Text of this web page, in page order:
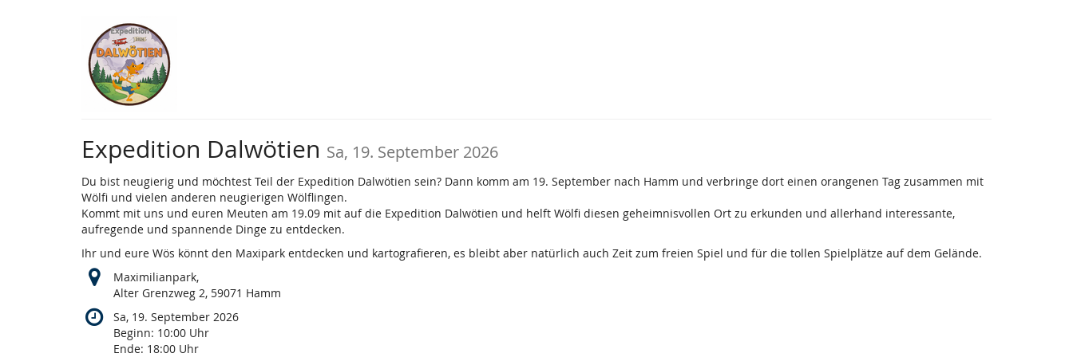
Expedition Dalwötien Sa, 19. September 2026
Du bist neugierig und möchtest Teil der Expedition Dalwötien sein? Dann komm am 19. September nach Hamm und verbringe dort einen orangenen Tag zusammen mit
Wölfi und vielen anderen neugierigen Wölflingen.
Kommt mit uns und euren Meuten am 19.09 mit auf die Expedition Dalwötien und helft Wölfi diesen geheimnisvollen Ort zu erkunden und allerhand interessante,
aufregende und spannende Dinge zu entdecken.
Ihr und eure Wös könnt den Maxipark entdecken und kartografieren, es bleibt aber natürlich auch Zeit zum freien Spiel und für die tollen Spielplätze auf dem Gelände.
Maximilianpark,
Alter Grenzweg 2, 59071 Hamm
Sa, 19. September 2026
Beginn: 10:00 Uhr
Ende: 18:00 Uhr